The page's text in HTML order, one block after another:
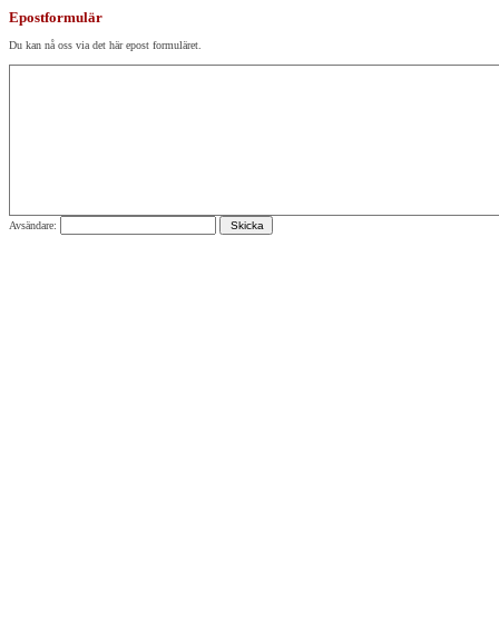
Epostformulär
Du kan nå oss via det här epost formuläret.
Avsändare: